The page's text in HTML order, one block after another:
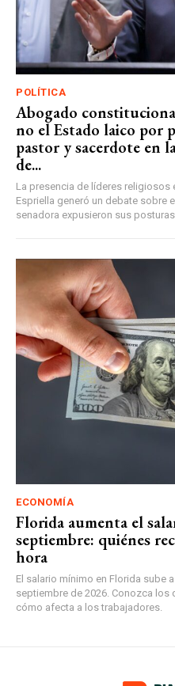
POLÍTICA
Abogado
no el Estado laico por
pastor y sacerdote en
de...
La presencia de líderes
Espriella generó un debate sobre
senadora expusieron sus posturas.
ECONOMÍA
Florida aumenta el
septiembre: quiénes
hora
El salario mínimo en Florida sube
septiembre de 2026. Conozca
cómo afecta a los trabajadores.